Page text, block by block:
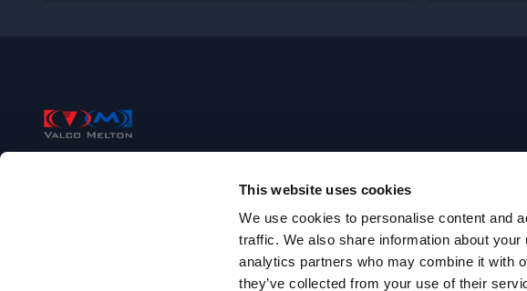
This website uses cookies
We use cookies to personalise content and
traffic. We also share information about
analytics partners who may combine it with
they’ve collected from your use of their
Footer
4〒143-0012 東京都大田区大森東4丁目22-15 C 棟